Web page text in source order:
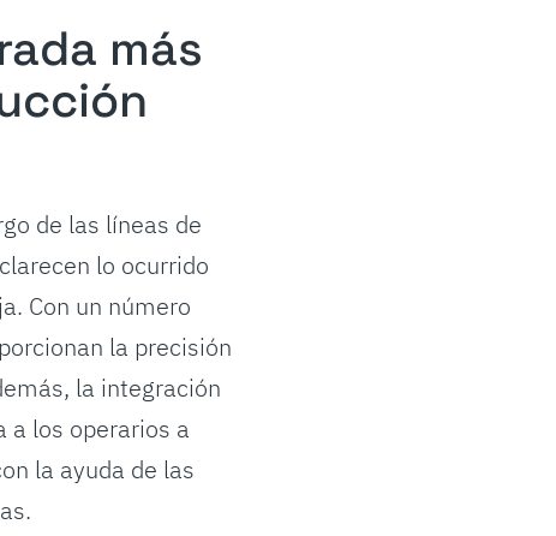
más
de las líneas de
lo ocurrido
Con un número
la precisión
la integración
a los operarios a
la ayuda de las